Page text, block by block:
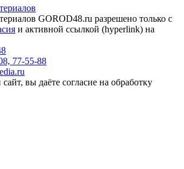
GOROD48.ru разрешено только с
и активной ссылкой (hyperlink) на
77-55-88
вы даёте согласие на обработку